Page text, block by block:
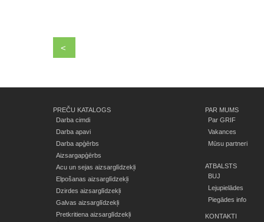
<
PREČU KATALOGS
Darba cimdi
Darba apavi
Darba apģērbs
Aizsargapģērbs
Acu un sejas aizsarglīdzekļi
Elpošanas aizsarglīdzekļi
Dzirdes aizsarglīdzekļi
Galvas aizsarglīdzekļi
Pretkritiena aizsarglīdzekļi
PAR MUMS
Par GRIF
Vakances
Mūsu partneri
ATBALSTS
BUJ
Lejupielādes
Piegādes info
KONTAKTI